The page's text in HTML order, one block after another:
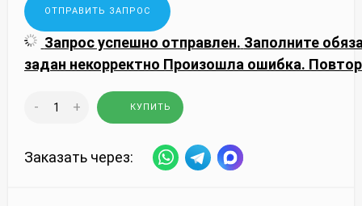
Запрос успешно отправлен. Заполните
задан некорректно Произошла ошибка.
- + КУПИТЬ
Заказать через: